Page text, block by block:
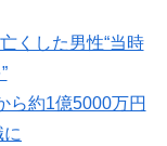
くした男性“当時
ら約1億5000万円